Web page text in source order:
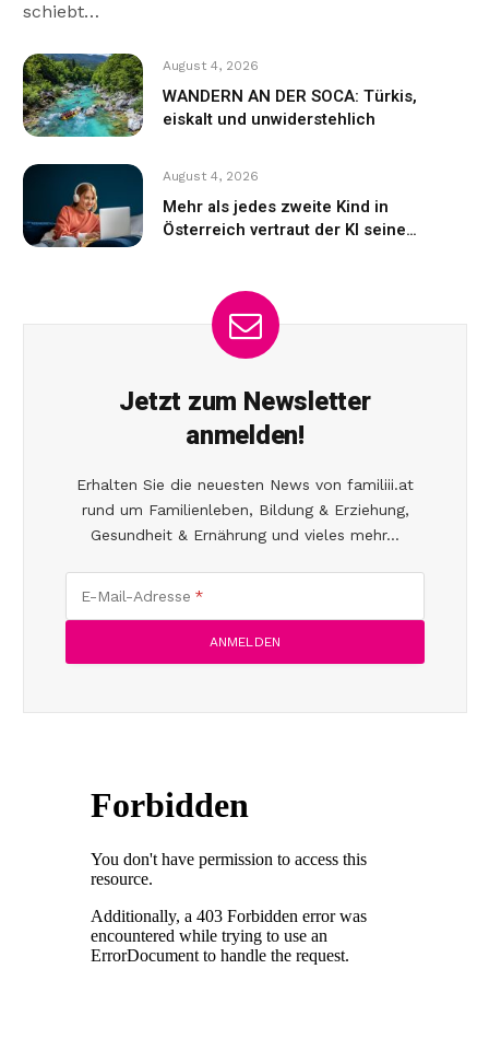
schiebt…
August 4, 2026
WANDERN AN DER SOCA: Türkis,
eiskalt und unwiderstehlich
August 4, 2026
Mehr als jedes zweite Kind in
Österreich vertraut der KI seine
Jetzt zum Newsletter
anmelden!
Erhalten Sie die neuesten News von familiii.at
rund um Familienleben, Bildung & Erziehung,
Gesundheit & Ernährung und vieles mehr...
E-Mail-Adresse